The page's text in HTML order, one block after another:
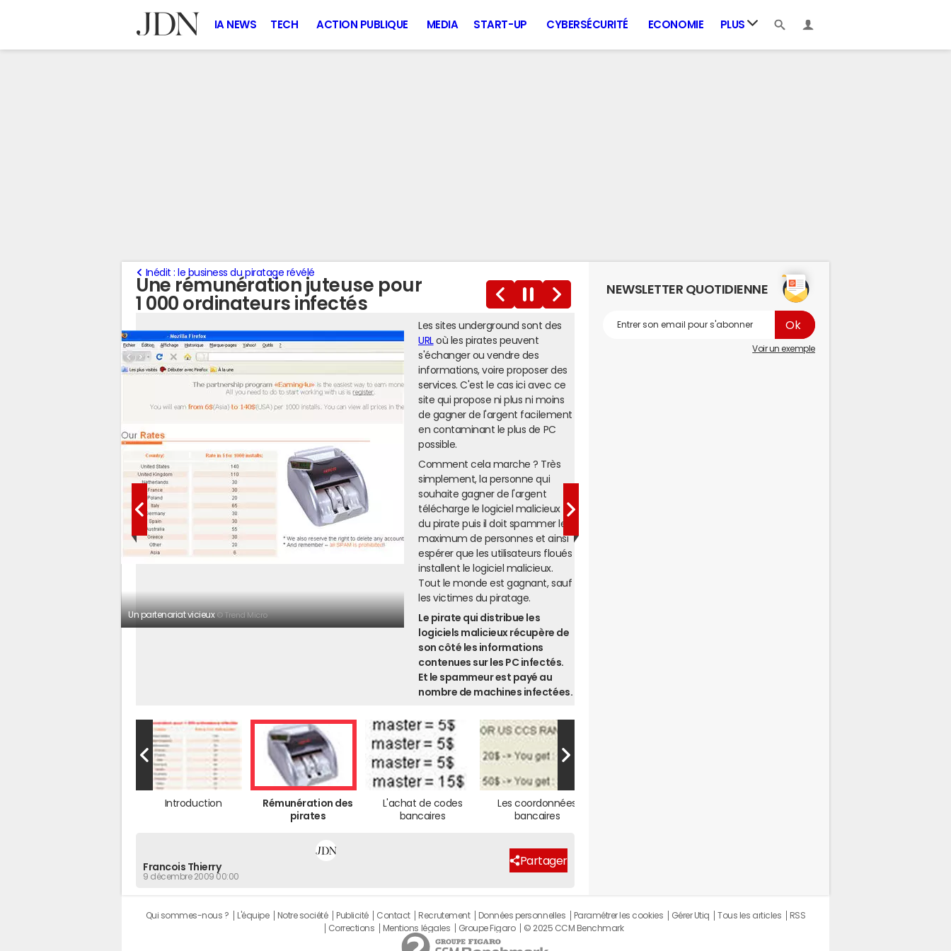
IA NEWS TECH ACTION PUBLIQUE MEDIA START-UP CYBERSÉCURITÉ ECONOMIE PLUS
Une rémunération juteuse pour
1 000 ordinateurs infectés
Inédit : le business du piratage révélé
Un partenariat vicieux© Trend Micro
Les sites underground sont des
URL
où les pirates peuvent
s'échanger ou vendre des
informations, voire proposer des
services. C'est le cas ici avec ce
site qui propose ni plus ni moins
de gagner de l'argent facilement
en contaminant le plus de PC
possible.
Comment cela marche ? Très
simplement, la personne qui
souhaite gagner de l'argent
télécharge le logiciel malicieux
du pirate puis il doit spammer le
maximum de personnes et ainsi
espérer que les utilisateurs floués
installent le logiciel malicieux.
Tout le monde est gagnant, sauf
les victimes du piratage.
Le pirate qui distribue les
logiciels malicieux récupère de
son côté les informations
contenues sur les PC infectés.
Et le spammeur est payé au
nombre de machines infectées.
Introduction
Rémunération des
pirates
L'achat de codes
bancaires
Les coordonnées
bancaires
Francois Thierry
9 décembre 2009 00:00
Partager
NEWSLETTER QUOTIDIENNE
Voir un exemple
Qui sommes-nous ? L'équipe Notre société Publicité Contact Recrutement Données personnelles Paramétrer les cookies Gérer Utiq Tous les articles
RSS
Corrections
Mentions légales Groupe Figaro © 2025 CCM Benchmark